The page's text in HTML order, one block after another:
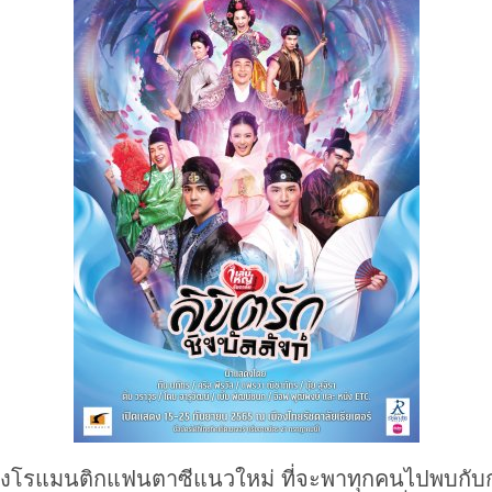
โรแมนติกแฟนตาซีแนวใหม่ ที่จะพาทุกคนไปพบกับ